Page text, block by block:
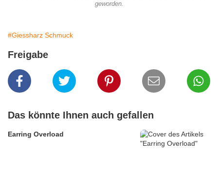
geworden.
#Giessharz Schmuck
Freigabe
Das könnte Ihnen auch gefallen
Earring Overload